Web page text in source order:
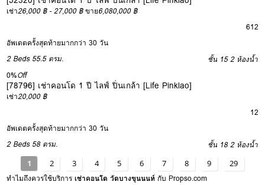
เช่า26,000 ฿ - 27,000 ฿ ขาย6,080,000 ฿
612
อัพเดตครั้งสุดท้ายมากกว่า 30 วัน
2 Beds 55.5 ตรม. ชั้น 15 2 ห้องน้ำ
0%Off
[78796] เช่าคอนโด 1 ปี ไลฟ์ ปิ่นเกล้า [Life Pinklao]
เช่า20,000 ฿
12
อัพเดตครั้งสุดท้ายมากกว่า 30 วัน
2 Beds 58 ตรม. ชั้น 18 2 ห้องน้ำ
1 2 3 4 5 6 7 8 9 29
ทำไมถึงควรใช้บริการเช่าคอนโด วัดบางขุนนนท์ กับ Propso.com